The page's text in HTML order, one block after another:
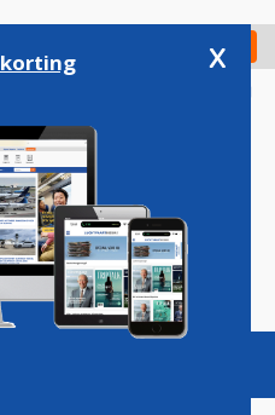
Check in
Vacatures
korting x